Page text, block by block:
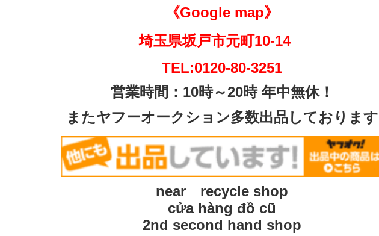
《Google map》
埼玉県坂戸市元町10-14
TEL:0120-80-3251
営業時間：10時～20時 年中無休！
またヤフーオークション多数出品しております
near recycle shop
cửa hàng đồ cũ
2nd second hand shop